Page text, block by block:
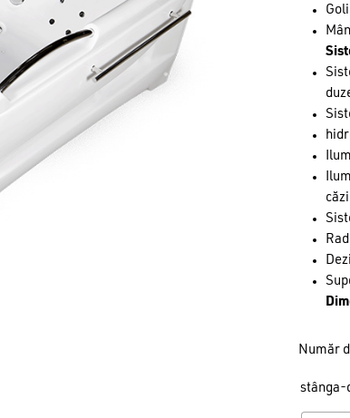
Număr
stânga-